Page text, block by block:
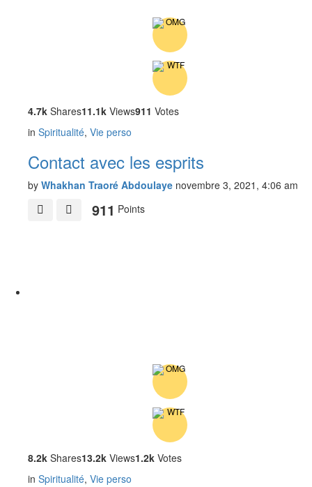
4.7k Shares11.1k Views911 Votes
in Spiritualité, Vie perso
Contact avec les esprits
by Whakhan Traoré Abdoulaye novembre 3, 2021, 4:06 am
911 Points
8.2k Shares13.2k Views1.2k Votes
in Spiritualité, Vie perso